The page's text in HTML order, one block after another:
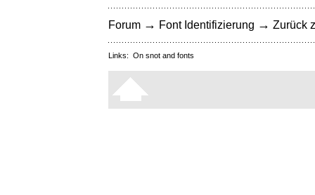
Forum → Font Identifizierung → Zurück
Links: On snot and fonts